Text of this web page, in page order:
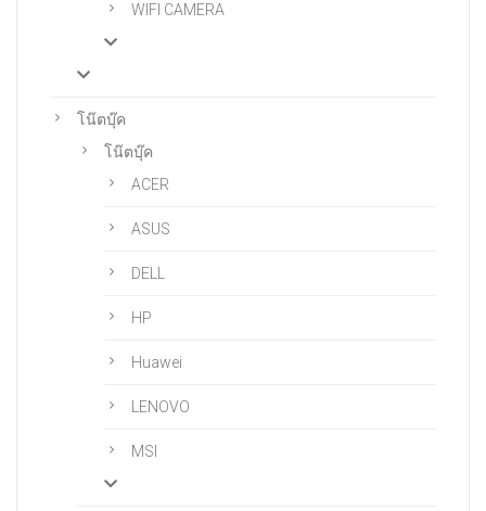
WIFI CAMERA
โน๊ตบุ๊ค
โน๊ตบุ๊ค
ACER
ASUS
DELL
HP
Huawei
LENOVO
MSI